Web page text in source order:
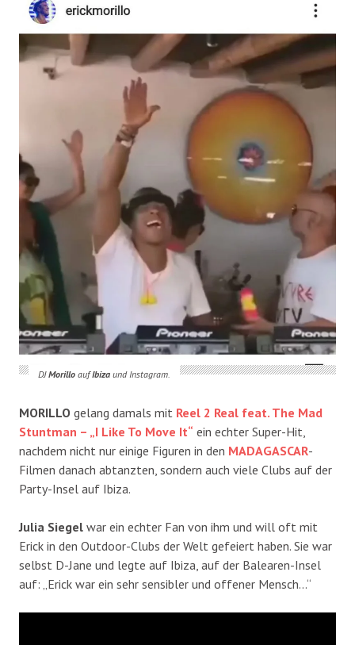
DJMorilloaufIbizaund Instagram.
MORILLO gelang damals mit Reel 2 Real feat. The Mad
Stuntman – „I Like To Move It“ ein echter Super-Hit,
nachdem nicht nur einige Figuren in den MADAGASCAR-
Filmen danach abtanzten, sondern auch viele Clubs auf der
Party-Insel auf Ibiza.
Julia Siegel war ein echter Fan von ihm und will oft mit
Erick in den Outdoor-Clubs der Welt gefeiert haben. Sie war
selbst D-Jane und legte auf Ibiza, auf der Balearen-Insel
auf: „Erick war ein sehr sensibler und offener Mensch…“